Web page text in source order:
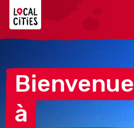
Bienvenue
à